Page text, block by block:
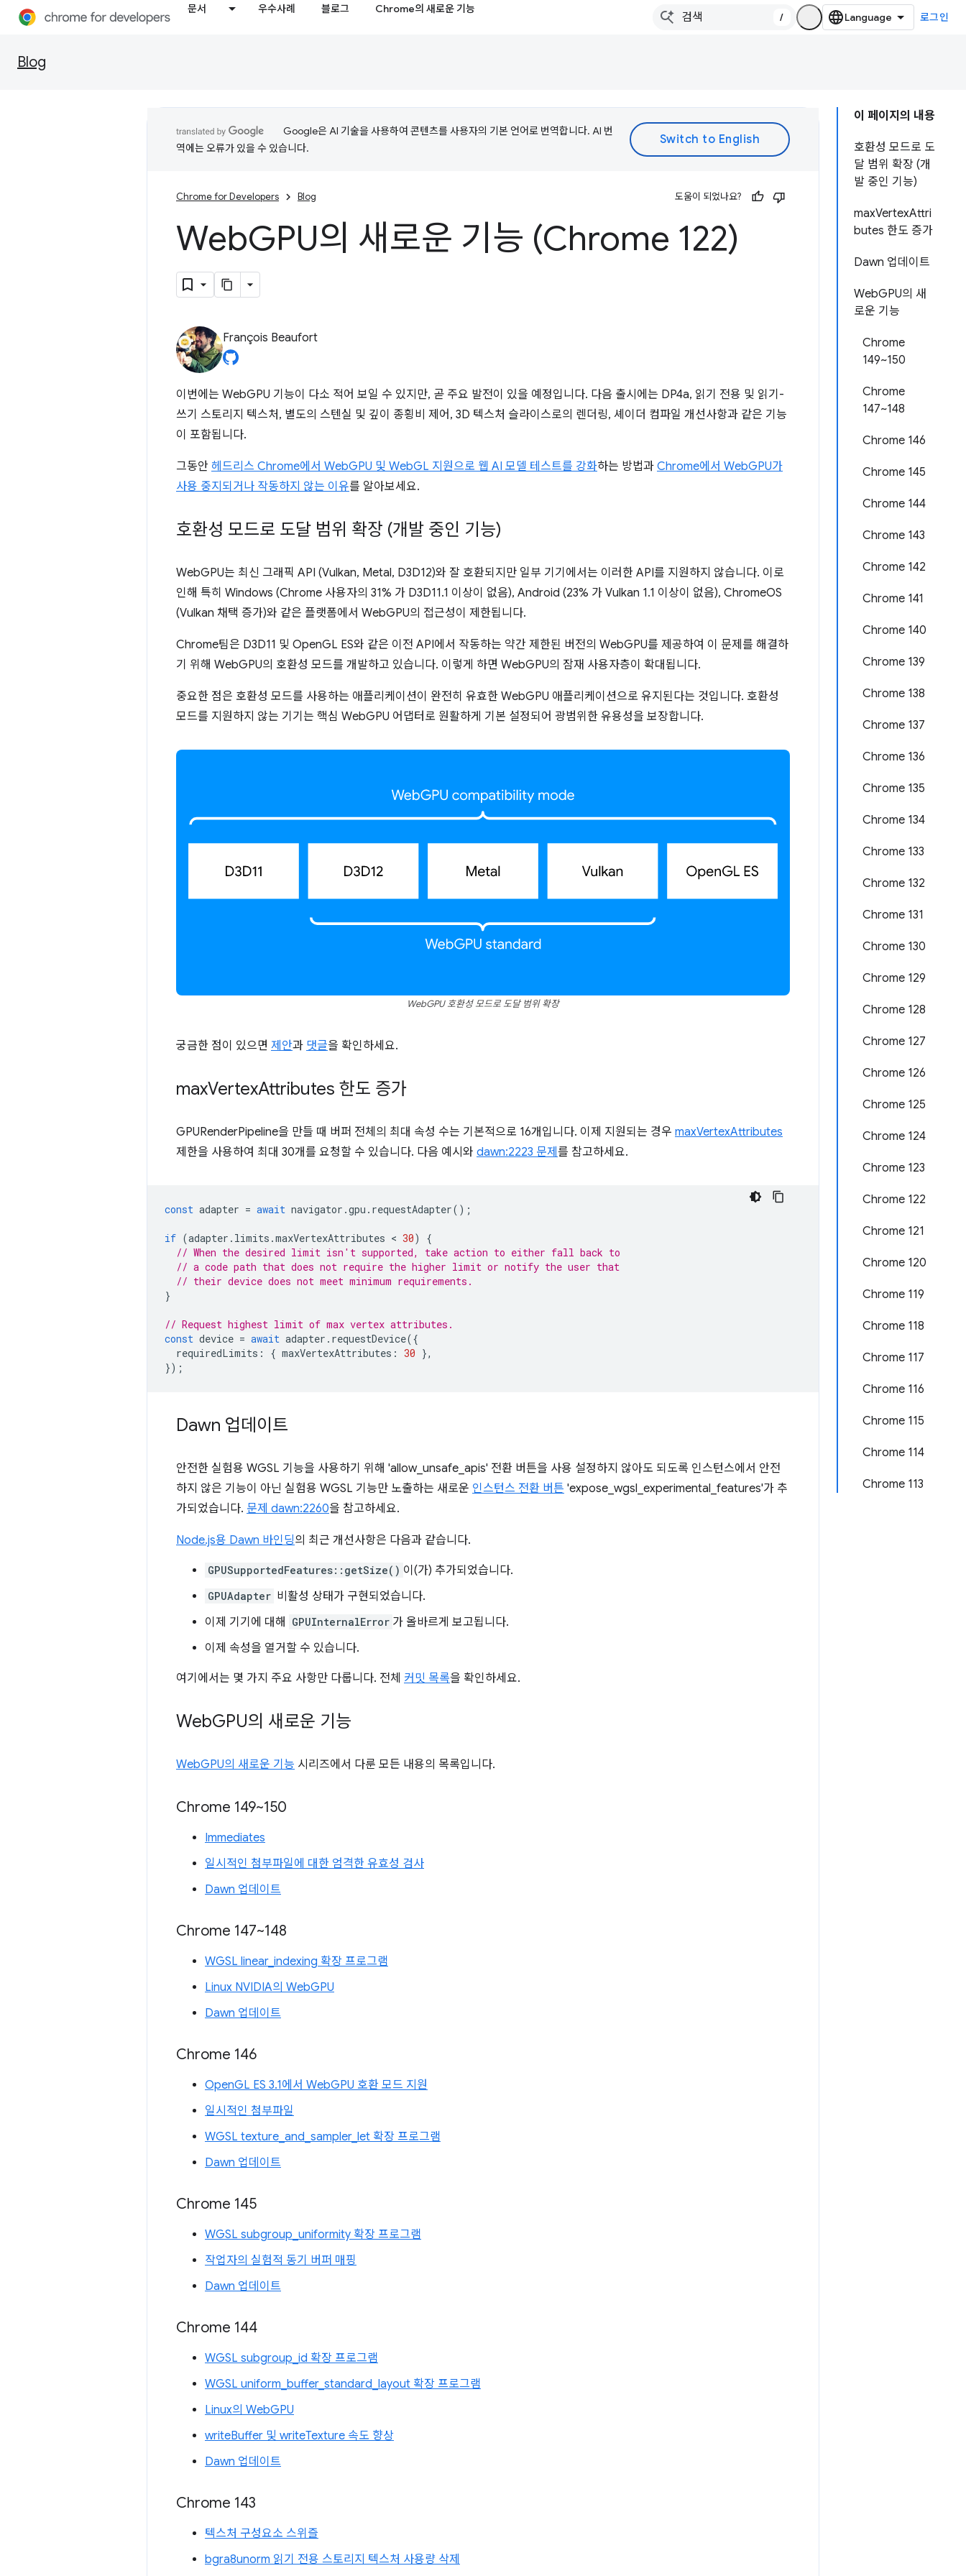
문서 우수사례 블로그 Chrome의 새로운 기능
/ 로그인
Blog
이 페이지의 내용
호환성 모드로 도
달 범위 확장 (개
발 중인 기능)
maxVertexAttri
butes 한도 증가
Dawn 업데이트
WebGPU의 새
로운 기능
Chrome
149~150
Chrome
147~148
Chrome 146
Chrome 145
Chrome 144
Chrome 143
Chrome 142
Chrome 141
Chrome 140
Chrome 139
Chrome 138
Chrome 137
Chrome 136
Chrome 135
Chrome 134
Chrome 133
Chrome 132
Chrome 131
Chrome 130
Chrome 129
Chrome 128
Chrome 127
Chrome 126
Chrome 125
Chrome 124
Chrome 123
Chrome 122
Chrome 121
Chrome 120
Chrome 119
Chrome 118
Chrome 117
Chrome 116
Chrome 115
Chrome 114
Chrome 113
Google은 AI 기술을 사용하여 콘텐츠를 사용자의 기본 언어로 번역합니다. AI 번
역에는 오류가 있을 수 있습니다.
Chrome for Developers Blog 도움이 되었나요?
WebGPU의 새로운 기능 (Chrome 122)
François Beaufort
이번에는 WebGPU 기능이 다소 적어 보일 수 있지만, 곧 주요 발전이 있을 예정입니다. 다음 출시에는 DP4a, 읽기 전용 및 읽기-
쓰기 스토리지 텍스처, 별도의 스텐실 및 깊이 종횡비 제어, 3D 텍스처 슬라이스로의 렌더링, 셰이더 컴파일 개선사항과 같은 기능
이 포함됩니다.
그동안 헤드리스 Chrome에서 WebGPU 및 WebGL 지원으로 웹 AI 모델 테스트를 강화하는 방법과 Chrome에서 WebGPU가
사용 중지되거나 작동하지 않는 이유를 알아보세요.
호환성 모드로 도달 범위 확장 (개발 중인 기능)
WebGPU는 최신 그래픽 API (Vulkan, Metal, D3D12)와 잘 호환되지만 일부 기기에서는 이러한 API를 지원하지 않습니다. 이로
인해 특히 Windows (Chrome 사용자의 31% 가 D3D11.1 이상이 없음), Android (23% 가 Vulkan 1.1 이상이 없음), ChromeOS
(Vulkan 채택 증가)와 같은 플랫폼에서 WebGPU의 접근성이 제한됩니다.
Chrome팀은 D3D11 및 OpenGL ES와 같은 이전 API에서 작동하는 약간 제한된 버전의 WebGPU를 제공하여 이 문제를 해결하
기 위해 WebGPU의 호환성 모드를 개발하고 있습니다. 이렇게 하면 WebGPU의 잠재 사용자층이 확대됩니다.
중요한 점은 호환성 모드를 사용하는 애플리케이션이 완전히 유효한 WebGPU 애플리케이션으로 유지된다는 것입니다. 호환성
모드를 지원하지 않는 기기는 핵심 WebGPU 어댑터로 원활하게 기본 설정되어 광범위한 유용성을 보장합니다.
WebGPU 호환성 모드로 도달 범위 확장
궁금한 점이 있으면 제안과 댓글을 확인하세요.
maxVertexAttributes 한도 증가
GPURenderPipeline을 만들 때 버퍼 전체의 최대 속성 수는 기본적으로 16개입니다. 이제 지원되는 경우 maxVertexAttributes
제한을 사용하여 최대 30개를 요청할 수 있습니다. 다음 예시와 dawn:2223 문제 를 참고하세요.
const adapter = await navigator .gpu . requestAdapter();
if (adapter . limits .maxVertexAttributes < 30)
{
// When the desired limit isn't supported, take action to either fall back to
// a code path that does not require the higher limit or notify the user that
// their device does not meet minimum requirements.
}
// Request highest limit of max vertex attributes.
const device = await adapter . requestDevice({
requiredLimits : { maxVertexAttributes : 30 },
});
Dawn 업데이트
안전한 실험용 WGSL 기능을 사용하기 위해 'allow_unsafe_apis' 전환 버튼을 사용 설정하지 않아도 되도록 인스턴스에서 안전
하지 않은 기능이 아닌 실험용 WGSL 기능만 노출하는 새로운 인스턴스 전환 버튼 'expose_wgsl_experimental_features'가 추
가되었습니다. 문제 dawn:2260을 참고하세요.
Node.js용 Dawn 바인딩의 최근 개선사항은 다음과 같습니다.
GPUSupportedFeatures::getSize() 이(가) 추가되었습니다.
GPUAdapter 비활성 상태가 구현되었습니다.
이제 기기에 대해
GPUInternalError 가 올바르게 보고됩니다.
이제 속성을 열거할 수 있습니다.
여기에서는 몇 가지 주요 사항만 다룹니다. 전체 커밋 목록을 확인하세요.
WebGPU의 새로운 기능
WebGPU의 새로운 기능 시리즈에서 다룬 모든 내용의 목록입니다.
Chrome 149~150
Immediates
일시적인 첨부파일에 대한 엄격한 유효성 검사
Dawn 업데이트
Chrome 147~148
WGSL linear_indexing 확장 프로그램
Linux NVIDIA의 WebGPU
Dawn 업데이트
Chrome 146
OpenGL ES 3.1에서 WebGPU 호환 모드 지원
일시적인 첨부파일
WGSL texture_and_sampler_let 확장 프로그램
Dawn 업데이트
Chrome 145
WGSL subgroup_uniformity 확장 프로그램
작업자의 실험적 동기 버퍼 매핑
Dawn 업데이트
Chrome 144
WGSL subgroup_id 확장 프로그램
WGSL uniform_buffer_standard_layout 확장 프로그램
Linux의 WebGPU
writeBuffer 및 writeTexture 속도 향상
Dawn 업데이트
Chrome 143
텍스처 구성요소 스위즐
bgra8unorm 읽기 전용 스토리지 텍스처 사용량 삭제